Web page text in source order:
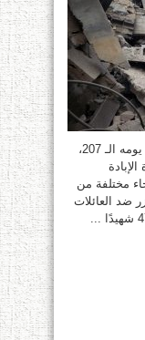
يدخل العدوان الصهيوني على قطاع غزة يومه الـ 207،
مختلفة من
قوات الاحتلال 5 مجازر ضد العائلات